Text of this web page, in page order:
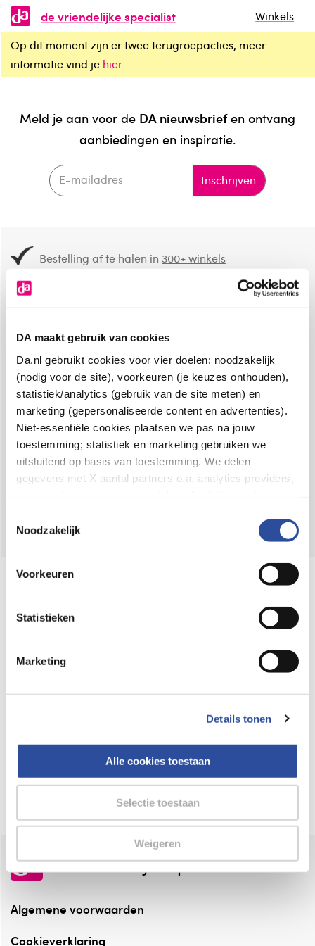
DA maakt gebruik van cookies
Da.nl gebruikt cookies voor vier doelen: noodzakelijk
(nodig voor de site), voorkeuren (je keuzes onthouden),
statistiek/analytics (gebruik van de site meten) en
marketing (gepersonaliseerde content en advertenties).
Niet-essentiële cookies plaatsen we pas na jouw
toestemming; statistiek en marketing gebruiken we
uitsluitend op basis van toestemming. We delen
gegevens met X aantal partners o.a. analytics providers,
en de bewaartermijnen per categorie. Je kunt je keuze op
gegevensverwerking staat in de
Privacyverklaring
Noodzakelijk
Voorkeuren
Statistieken
Marketing
Details tonen
Alle cookies toestaan
Selectie toestaan
Weigeren
de vriendelijke specialist
Winkels
Op dit moment zijn er twee terugroepacties, meer
informatie vind je hier
Meld je aan voor de DA nieuwsbriefen ontvang
aanbiedingen en inspiratie.
Inschrijven
Bestelling af te halen in300+ winkels
8.6 uit4.106 reviews
Over DA
Klantenservice
Assortiment
VolgDAop:
Online aanbieder medicijnen
webshop mag verkopen.
⁠Verantwoorde zorg, ⁠ook online.
Altijd onze folder bij de hand
Check onze folders ⁠bij AlleFolders.
de vriendelijke specialist
Algemene voorwaarden
Cookieverklaring